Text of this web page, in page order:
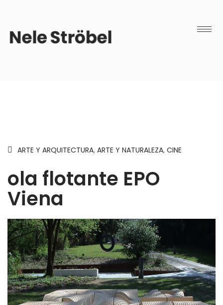
ARTE Y ARQUITECTURA, ARTE Y NATURALEZA, CINE
ola flotante EPO
Viena